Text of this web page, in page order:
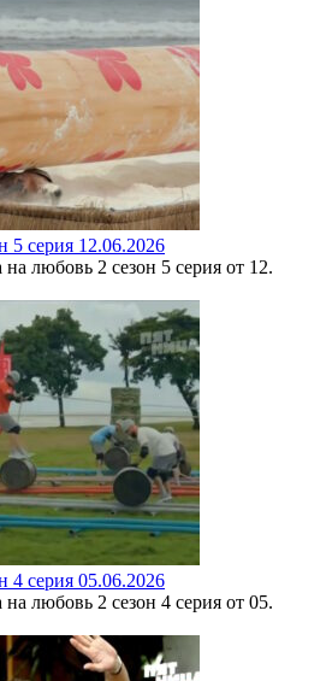
5 серия 12.06.2026
любовь 2 сезон 5 серия от 12.
4 серия 05.06.2026
любовь 2 сезон 4 серия от 05.